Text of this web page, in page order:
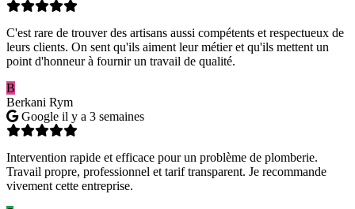
C'est rare de trouver des artisans aussi compétents et respectueux de
leurs clients. On sent qu'ils aiment leur métier et qu'ils mettent un
point d'honneur à fournir un travail de qualité.
B
Berkani Rym
Google il y a 3 semaines
Intervention rapide et efficace pour un problème de plomberie.
Travail propre, professionnel et tarif transparent. Je recommande
vivement cette entreprise.